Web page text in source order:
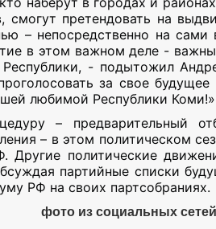
смогут претендовать на
– непосредственно на
в этом важном деле -
- подытожил
за свое
любимой Республики
– предварительный
– в этом политическом
Другие политические
партийные списки
РФ на своих партсобраниях.
фото из социальных